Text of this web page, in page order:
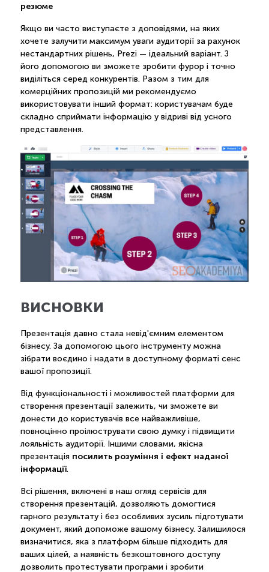
резюме
Якщо ви часто виступаєте з доповідями, на яких
хочете залучити максимум уваги аудиторії за рахунок
нестандартних рішень, Prezi — ідеальний варіант. З
його допомогою ви зможете зробити фурор і точно
виділіться серед конкурентів. Разом з тим для
комерційних пропозицій ми рекомендуємо
використовувати інший формат: користувачам буде
складно сприймати інформацію у відриві від усного
представлення.
висновки
Презентація давно стала невід'ємним елементом
бізнесу. За допомогою цього інструменту можна
зібрати воєдино і надати в доступному форматі сенс
вашої пропозиції.
Від функціональності і можливостей платформи для
створення презентації залежить, чи зможете ви
донести до користувачів все найважливіше,
повноцінно проілюструвати свою думку і підвищити
лояльність аудиторії. Іншими словами, якісна
презентація посилить розуміння і ефект наданої
інформації.
Всі рішення, включені в наш огляд сервісів для
створення презентацій, дозволяють домогтися
гарного результату і без особливих зусиль підготувати
документ, який допоможе вашому бізнесу. Залишилося
визначитися, яка з платформ більше підходить для
ваших цілей, а наявність безкоштовного доступу
дозволить протестувати програми і зробити